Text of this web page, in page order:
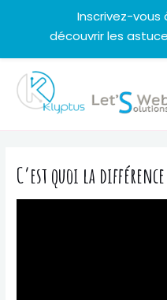
C’est quoi la différence
Inscrivez-vous
découvrir les